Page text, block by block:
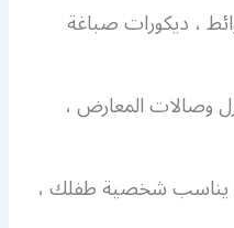
، ديكورات صباغة
وصالات المعارض ،
يناسب شخصية طفلك ،